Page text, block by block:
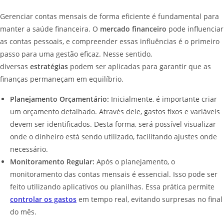
Gerenciar contas mensais de forma eficiente é fundamental para
manter a saúde financeira. O mercado financeiro pode influenciar
as contas pessoais, e compreender essas influências é o primeiro
passo para uma gestão eficaz. Nesse sentido,
diversas estratégias podem ser aplicadas para garantir que as
finanças permaneçam em equilíbrio.
Planejamento Orçamentário: Inicialmente, é importante criar
um orçamento detalhado. Através dele, gastos fixos e variáveis
devem ser identificados. Desta forma, será possível visualizar
onde o dinheiro está sendo utilizado, facilitando ajustes onde
necessário.
Monitoramento Regular: Após o planejamento, o
monitoramento das contas mensais é essencial. Isso pode ser
feito utilizando aplicativos ou planilhas. Essa prática permite
controlar os gastos em tempo real, evitando surpresas no final
do mês.